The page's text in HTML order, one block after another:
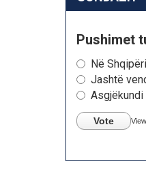
Pushimet
Në Shqipëri
Jashtë
Asgjëkundi
Vote